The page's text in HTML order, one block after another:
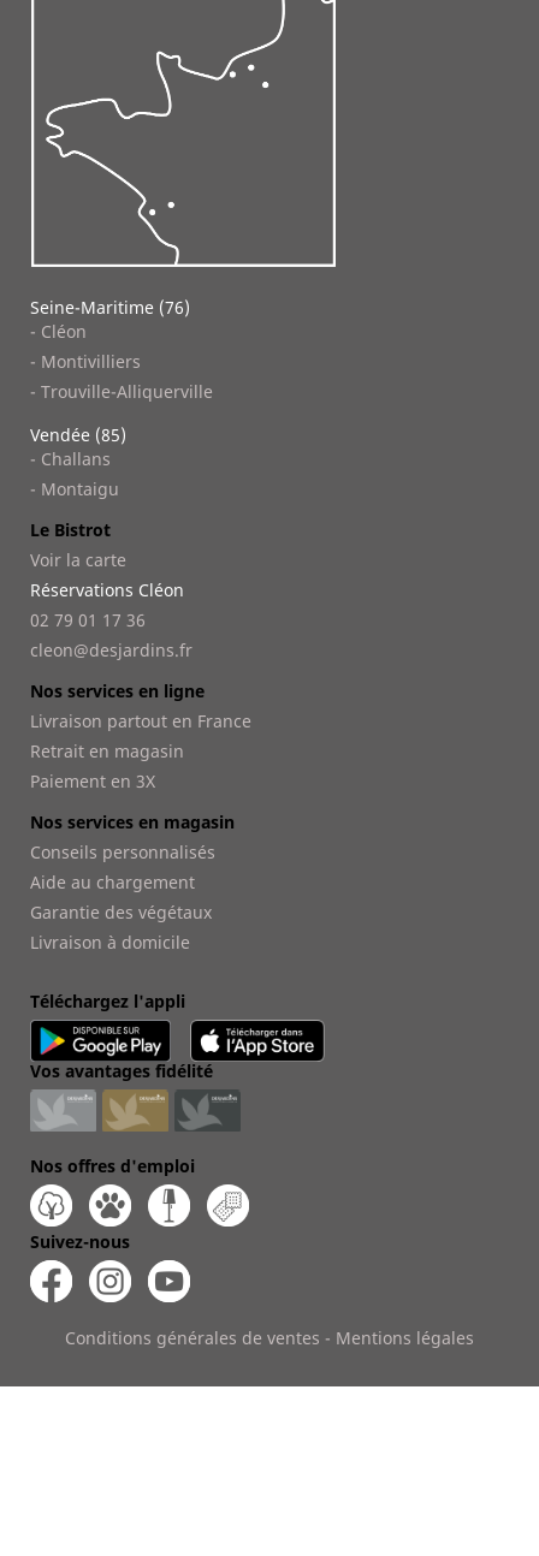
Seine-Maritime (76)
- Cléon
- Montivilliers
- Trouville-Alliquerville
Vendée (85)
- Challans
- Montaigu
Le Bistrot
Voir la carte
Réservations Cléon
02 79 01 17 36
cleon@desjardins.fr
Nos services en ligne
Livraison partout en France
Retrait en magasin
Paiement en 3X
Nos services en magasin
Conseils personnalisés
Aide au chargement
Garantie des végétaux
Livraison à domicile
Téléchargez l'appli
Vos avantages fidélité
Nos offres d'emploi
Suivez-nous
Conditions générales de ventes - Mentions légales